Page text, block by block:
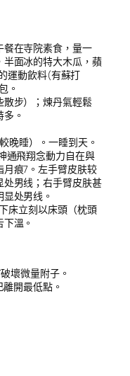
餐在寺院素食，量一
面冰的特大木瓜，蘋
運動飲料(有蘇打
。
步）；煉丹氣輕鬆
。
晚睡）。一睡到天。
通飛翔念動力自在與
痕7。左手臂皮肤较
男线；右手臂皮肤甚
处男线。
床立刻以床頭（枕頭
溫。
壞微量附子。
開最低點。